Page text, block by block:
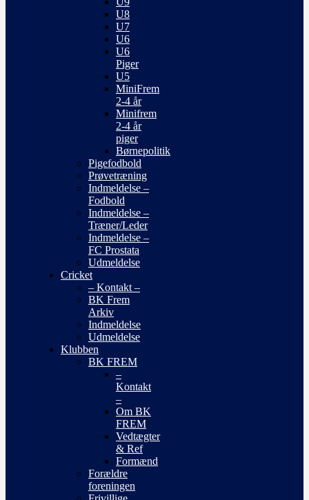
U8
U7
U6
U6
Piger
U5
MiniFrem
2-4 år
Minifrem
2-4 år
piger
Børnepolitik
Pigefodbold
Prøvetræning
Indmeldelse –
Fodbold
Indmeldelse –
Træner/Leder
Indmeldelse –
FC Prostata
Udmeldelse
Cricket
– Kontakt –
BK Frem
Arkiv
Indmeldelse
Udmeldelse
Klubben
BK FREM
–
Kontakt
–
Om BK
FREM
Vedtægter
& Ref
Formænd
Forældre
foreningen